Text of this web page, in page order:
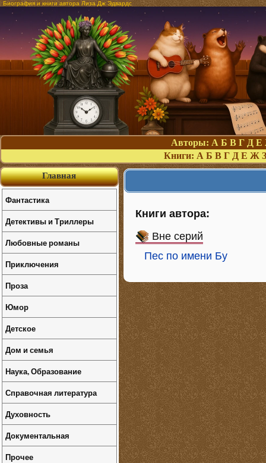
Биография и книги автора Лиза Дж Эдвардс
Авторы: А Б В Г Д Е
Книги: А Б В Г Д Е Ж З
Книги автора:
Вне серий
Пес по имени Бу
Главная
Фантастика
Детективы и Триллеры
Любовные романы
Приключения
Проза
Юмор
Детское
Дом и семья
Наука, Образование
Справочная литература
Духовность
Документальная
Прочее